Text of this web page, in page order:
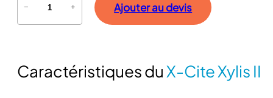
a
i
− + Ajouter au devis
Caractéristiques duX-Cite Xylis II